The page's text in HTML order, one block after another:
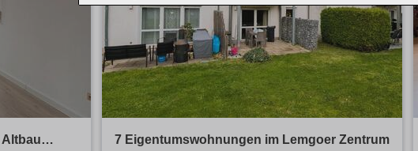
7 Eigentumswohnungen im Lemgoer Zentrum